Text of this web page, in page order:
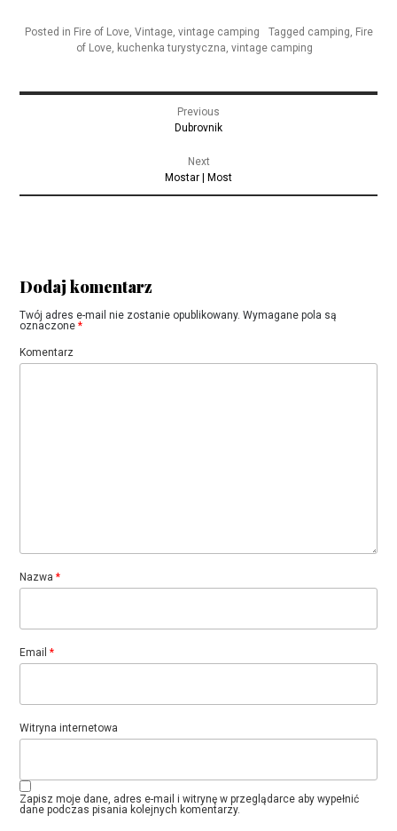
Posted in Fire of Love, Vintage, vintage camping Tagged camping Fire
of Love, kuchenka turystyczna vintage camping
Nawigacja
Previous
Previous
Dubrovnik
Next
Next
post:
Mostar | Most
Dodaj komentarz
Twój adres e-mail nie zostanie opublikowany. Wymagane pola są
oznaczone*
Komentarz
Nazwa*
Email*
Witryna internetowa
Zapisz moje dane, adres e-mail i witrynę w przeglądarce aby wypełnić
dane podczas pisania kolejnych komentarzy.